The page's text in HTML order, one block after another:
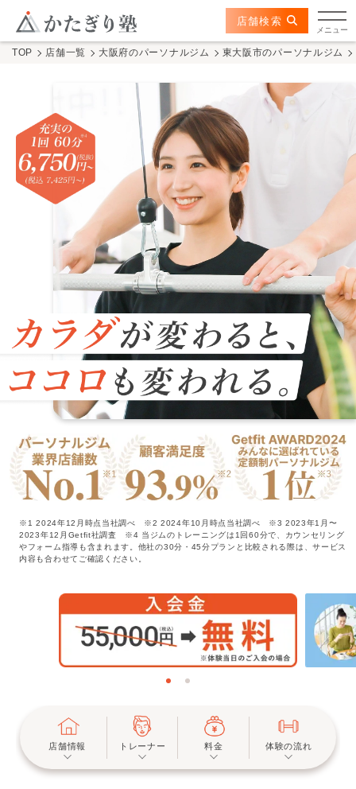
このページの本文へ
メニュー
布施店
かたぎり塾の特長
トレーナー
料金
体験の流れ
店舗検索
かたぎり塾について
TOPページ
特長
ビフォーアフター
お客さまの声
料金
よくあるご質問
TOP 店舗一覧 大阪府のパーソナルジム 東大阪市のパーソナルジム
※1 2024年12月時点当社調べ ※2 2024年10月時点当社調べ
※3 2023年1月〜
2023年12月Getfit社調査
※4 当ジムのトレーニングは1回60分で、カウンセリング
やフォーム指導も含まれます。他社の30分・45分プランと比較される際は、サービス
内容も合わせてご確認ください。
店舗情報 トレーナー 料金 体験の流れ